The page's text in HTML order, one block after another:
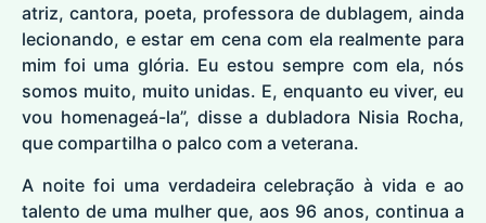
atriz, cantora, poeta, professora de dublagem, ainda
lecionando, e estar em cena com ela realmente para
mim foi uma glória. Eu estou sempre com ela, nós
somos muito, muito unidas. E, enquanto eu viver, eu
vou homenageá-la”, disse a dubladora Nisia Rocha,
que compartilha o palco com a veterana.
A noite foi uma verdadeira celebração à vida e ao
talento de uma mulher que, aos 96 anos, continua a